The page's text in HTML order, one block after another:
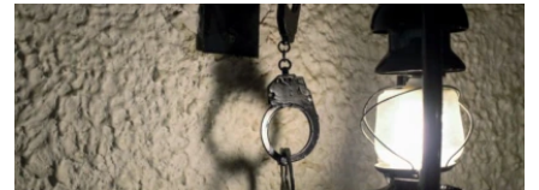
ВСЕ ЗА ДЕНЬ
СПЕЦПРОЕКТИ
ДЕПОРТАЦІЯ
ВІДЕОУРОКИ «ELIFBE»
ЯК ОБІЙТИ БЛОКУВАННЯ
Русский